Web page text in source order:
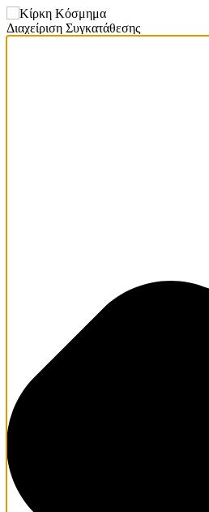
Διαχείριση Συγκατάθεσης